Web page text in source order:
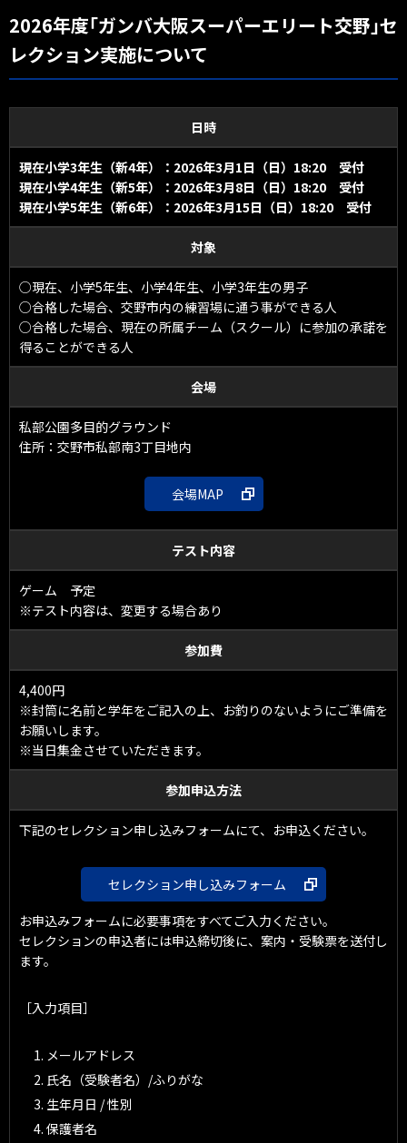
2026年度｢ガンバ大阪スーパーエリート交野｣セ
レクション実施について
日時
現在小学3年生（新4年）：2026年3月1日（日）18:20 受付
現在小学4年生（新5年）：2026年3月8日（日）18:20 受付
現在小学5年生（新6年）：2026年3月15日（日）18:20 受付
対象
○現在、小学5年生、小学4年生、小学3年生の男子
○合格した場合、交野市内の練習場に通う事ができる人
○合格した場合、現在の所属チーム（スクール）に参加の承諾を
得ることができる人
会場
私部公園多目的グラウンド
住所：交野市私部南3丁目地内
会場MAP
テスト内容
ゲーム 予定
※テスト内容は、変更する場合あり
参加費
4,400円
※封筒に名前と学年をご記入の上、お釣りのないようにご準備を
お願いします。
※当日集金させていただきます。
参加申込方法
下記のセレクション申し込みフォームにて、お申込ください。
セレクション申し込みフォーム
お申込みフォームに必要事項をすべてご入力ください｡
セレクションの申込者には申込締切後に、案内・受験票を送付し
ます。
［入力項目］
メールアドレス
氏名（受験者名）/ふりがな
生年月日 / 性別
保護者名